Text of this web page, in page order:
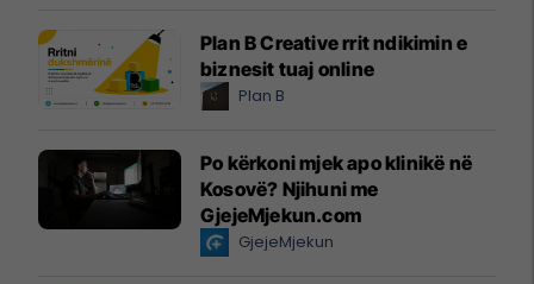
Plan B Creative rrit ndikimin e
biznesit tuaj online
Plan B
Po kërkoni mjek apo klinikë në
Kosovë? Njihuni me
GjejeMjekun.com
GjejeMjekun